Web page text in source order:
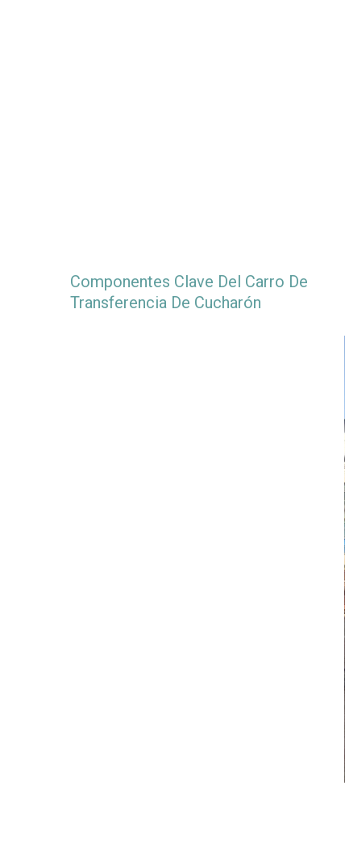
Componentes Clave Del Carro De
Transferencia De Cucharón